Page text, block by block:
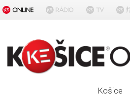
Košice